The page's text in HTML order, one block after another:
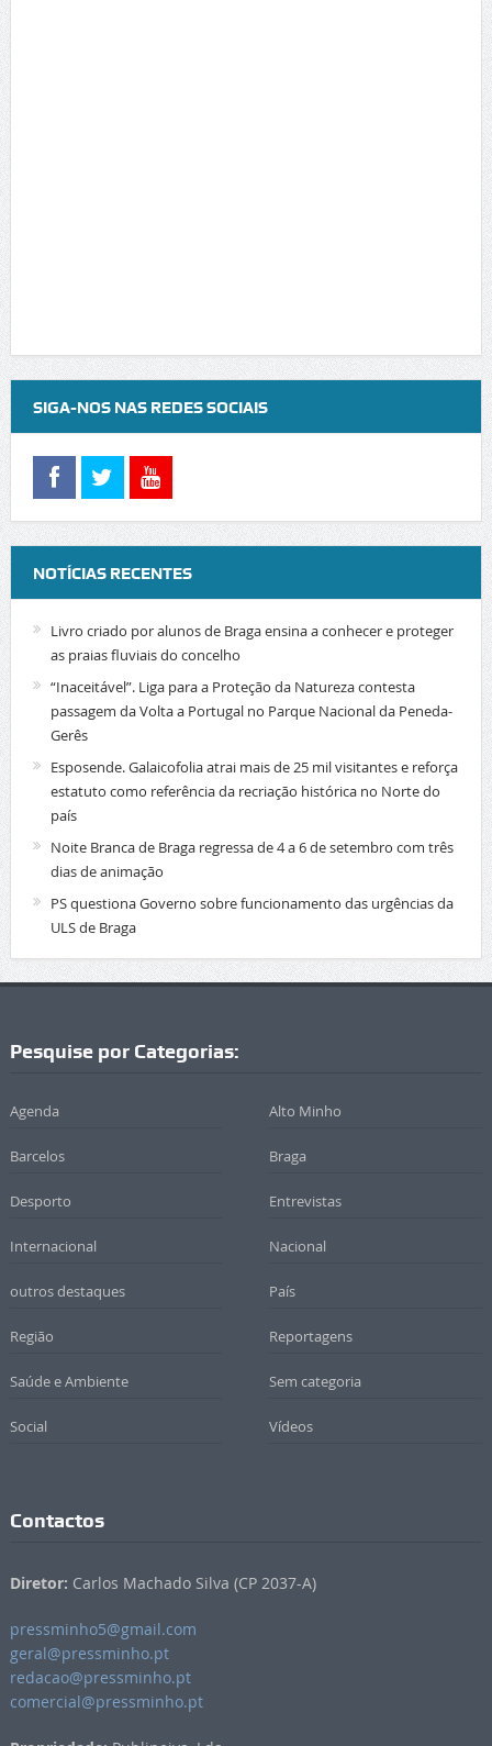
SIGA-NOS NAS REDES SOCIAIS
NOTÍCIAS RECENTES
Livro criado por alunos de Braga ensina a conhecer e proteger
as praias fluviais do concelho
“Inaceitável”. Liga para a Proteção da Natureza contesta
passagem da Volta a Portugal no Parque Nacional da Peneda-
Gerês
Esposende. Galaicofolia atrai mais de 25 mil visitantes e reforça
estatuto como referência da recriação histórica no Norte do
país
Noite Branca de Braga regressa de 4 a 6 de setembro com três
dias de animação
PS questiona Governo sobre funcionamento das urgências da
ULS de Braga
Pesquise por Categorias:
Agenda Alto Minho
Barcelos Braga
Desporto Entrevistas
Internacional Nacional
outros destaques País
Região Reportagens
Saúde e Ambiente Sem categoria
Social Vídeos
Contactos
Diretor: Carlos Machado Silva (CP 2037-A)
pressminho5@gmail.com
geral@pressminho.pt
redacao@pressminho.pt
comercial@pressminho.pt